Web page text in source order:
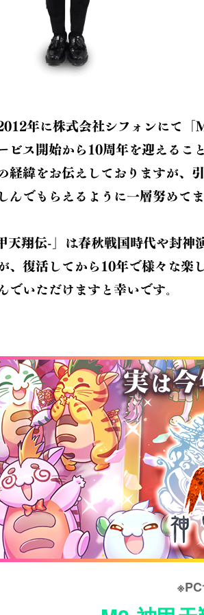
年に株式会社シフォンにて「
ビス開始から10周年を迎える
経緯をお伝えしておりますが、
んでもらえるように一層努めて
天翔伝-」は春秋戦国時代や封
、復活してから10年で様々な楽
でいただけますと幸いです。